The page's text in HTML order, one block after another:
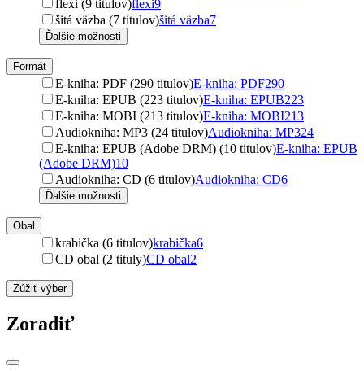
flexi (9 titulov)flexi9
šitá väzba (7 titulov)šitá väzba7
Ďalšie možnosti
Formát
E-kniha: PDF (290 titulov)E-kniha: PDF290
E-kniha: EPUB (223 titulov)E-kniha: EPUB223
E-kniha: MOBI (213 titulov)E-kniha: MOBI213
Audiokniha: MP3 (24 titulov)Audiokniha: MP324
E-kniha: EPUB (Adobe DRM) (10 titulov)E-kniha: EPUB
(Adobe DRM)10
Audiokniha: CD (6 titulov)Audiokniha: CD6
Ďalšie možnosti
Obal
krabička (6 titulov)krabička6
CD obal (2 tituly)CD obal2
Zúžiť výber
Zoradiť